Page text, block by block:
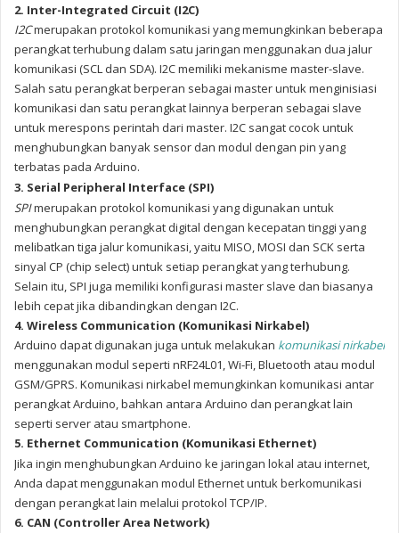
2. Inter-Integrated Circuit (I2C)
I2Cmerupakan protokol komunikasi yang memungkinkan beberapa
perangkat terhubung dalam satu jaringan menggunakan dua jalur
komunikasi (SCL dan SDA). I2C memiliki mekanisme master-slave.
Salah satu perangkat berperan sebagai master untuk menginisiasi
komunikasi dan satu perangkat lainnya berperan sebagai slave
untuk merespons perintah dari master. I2C sangat cocok untuk
menghubungkan banyak sensor dan modul dengan pin yang
terbatas pada Arduino.
3. Serial Peripheral Interface (SPI)
SPImerupakan protokol komunikasi yang digunakan untuk
menghubungkan perangkat digital dengan kecepatan tinggi yang
melibatkan tiga jalur komunikasi, yaitu MISO, MOSI dan SCK serta
sinyal CP (chip select) untuk setiap perangkat yang terhubung.
Selain itu, SPI juga memiliki konfigurasi master slave dan biasanya
lebih cepat jika dibandingkan dengan I2C.
4. Wireless Communication (Komunikasi Nirkabel)
Arduino dapat digunakan juga untuk melakukan komunikasi nirkabel
menggunakan modul seperti nRF24L01, Wi-Fi, Bluetooth atau modul
GSM/GPRS. Komunikasi nirkabel memungkinkan komunikasi antar
perangkat Arduino, bahkan antara Arduino dan perangkat lain
seperti server atau smartphone.
5. Ethernet Communication (Komunikasi Ethernet)
Jika ingin menghubungkan Arduino ke jaringan lokal atau internet,
Anda dapat menggunakan modul Ethernet untuk berkomunikasi
dengan perangkat lain melalui protokol TCP/IP.
6. CAN (Controller Area Network)